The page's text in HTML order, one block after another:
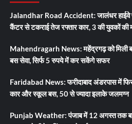
Jalandhar Road Accident: जालंधर हाईवे
कैंटर से टकराई तेज रफ्तार कार, 3 की युवकों की
Mahendragarh News: महेंद्रगढ़ को मिली
बस सेवा, सिर्फ 5 रुपये में कर सकेंगे सफर
Faridabad News: फरीदाबाद अंडरपास में फिर
कार और स्कूल बस, 50 से ज्यादा इलाके जलमग्न
Punjab Weather: पंजाब में 12 अगस्त तक